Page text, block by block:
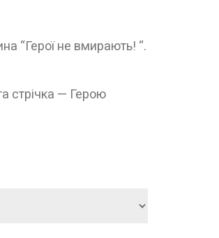
“Герої не вмирають! “.
стрічка — Герою